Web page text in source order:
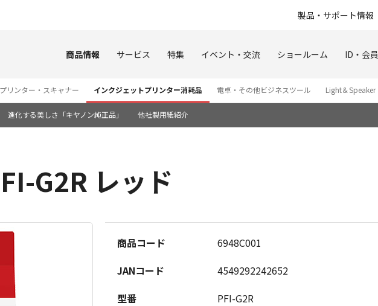
製品・サポート情報
商品情報 サービス 特集 イベント・交流 ショールーム ID・会員
プリンター・スキャナー インクジェットプリンター消耗品 電卓・その他ビジネスツール Light＆Speaker
進化する美しさ「キヤノン純正品」 他社製用紙紹介
G2R レッド
商品コード
6948C001
JANコード
4549292242652
型番
PFI-G2R